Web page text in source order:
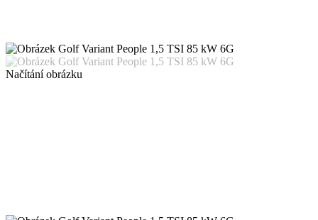
Načítání obrázku